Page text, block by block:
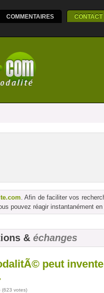
COMMENTAIRES CONTACT
. Afin de faciliter vos
pouvez réagir instantanément
& échanges
peut
(623 votes)